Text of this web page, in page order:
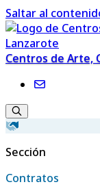
Saltar al
Centros de Arte,
Sección
Contratos